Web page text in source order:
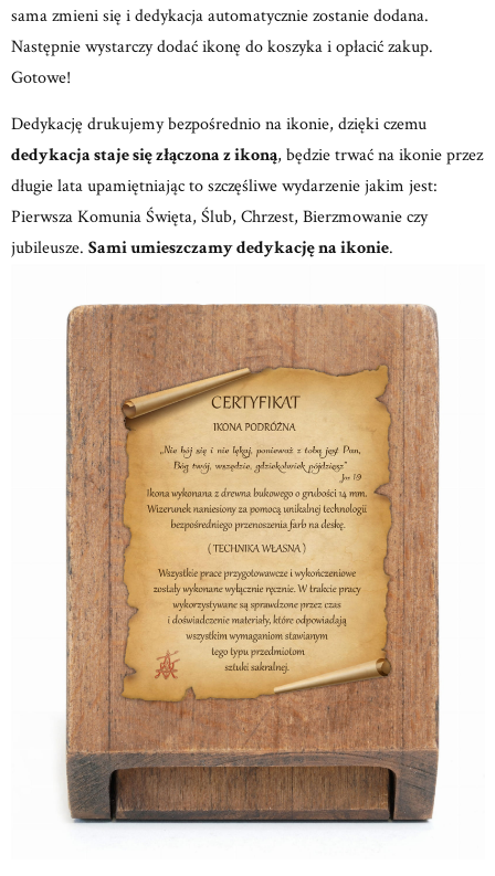
sama zmieni się i dedykacja automatycznie zostanie dodana.
Następnie wystarczy dodać ikonę do koszyka i opłacić zakup.
Gotowe!
Dedykację drukujemy bezpośrednio na ikonie, dzięki czemu
dedykacja staje się złączona z ikoną, będzie trwać na ikonie przez
długie lata upamiętniając to szczęśliwe wydarzenie jakim jest:
Pierwsza Komunia Święta, Ślub, Chrzest, Bierzmowanie czy
jubileusze. Sami umieszczamy dedykację na ikonie.